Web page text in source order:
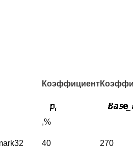
Коэффициент
,%
40 270